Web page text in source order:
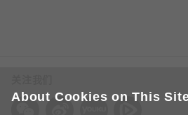
About Cookies on This